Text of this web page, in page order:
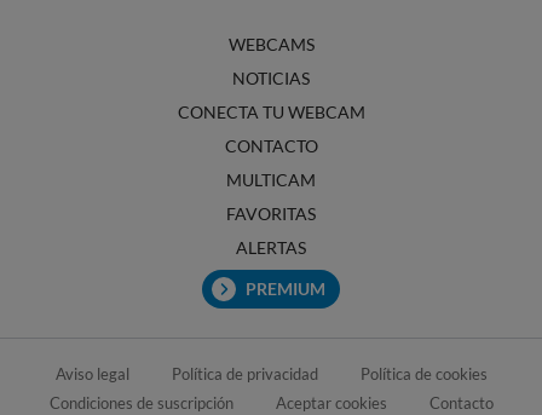
WEBCAMS
NOTICIAS
CONECTA TU WEBCAM
CONTACTO
MULTICAM
FAVORITAS
ALERTAS
PREMIUM
Aviso legal Política de privacidad
Política de cookies
Condiciones de suscripción
Aceptar cookies Contacto